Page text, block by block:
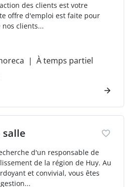
des clients est votre
offre d'emploi est faite pour
clients...
À temps partiel
salle
d'un responsable de
de la région de Huy. Au
et convivial, vous êtes